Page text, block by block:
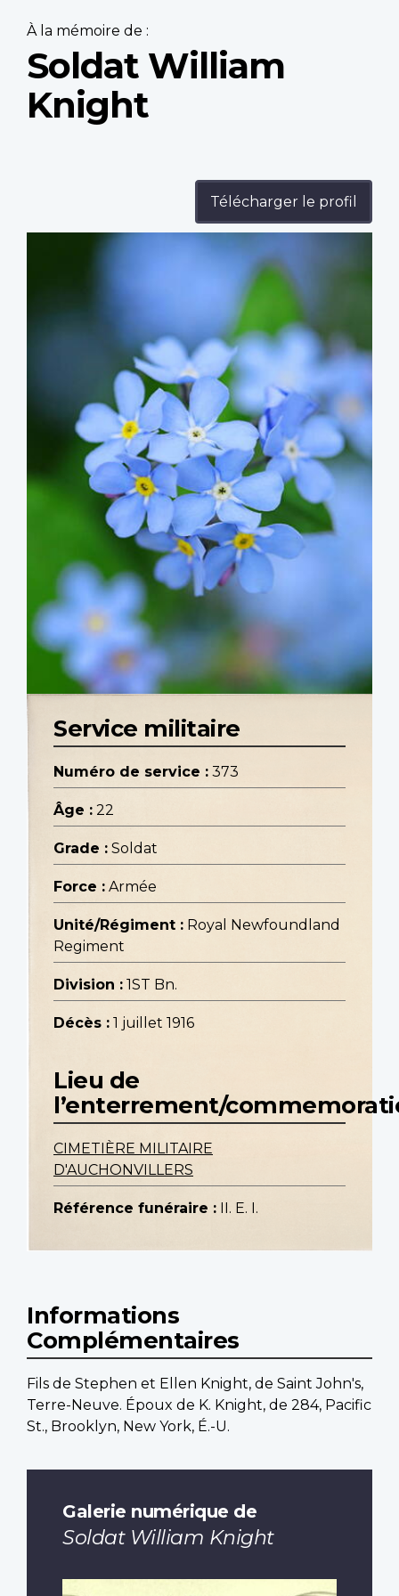
À la mémoire de :
Soldat William
Knight
Télécharger le profil
Service militaire
Numéro de service : 373
Âge : 22
Grade : Soldat
Force : Armée
Unité/Régiment : Royal Newfoundland
Regiment
Division : 1ST Bn.
Décès : 1 juillet 1916
Lieu de
l’enterrement/
CIMETIÈRE MILITAIRE
D'AUCHONVILLERS
Référence funéraire : II. E. I.
Informations
Complémentaires
Fils de Stephen et Ellen Knight, de Saint John's,
Terre-Neuve. Époux de K. Knight, de 284, Pacific
St., Brooklyn, New York, É.-U.
Galerie numérique de
Soldat William Knight